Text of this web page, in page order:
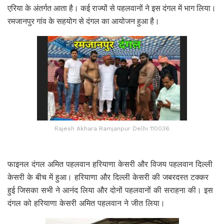
एरिया के अंतर्गत आता है। कई राज्यों से पहलवानों ने इस दंगल में भाग लिया।
रमजानपुर गांव के सहयोग से दंगल का आयोजन हुआ है।
Rajesh Akhara Ramjanpur Delhi 110036
फाइनल दंगल अमित पहलवान हरियाणा केसरी और विजय पहलवान दिल्ली
केसरी के बीच में हुआ। हरियाणा और दिल्ली केसरी की जबरदस्त टक्कर
हुई जिसका सभी ने आनंद लिया और दोनों पहलवानों की सराहना की। इस
दंगल को हरियाणा केसरी अमित पहलवान ने जीत लिया।